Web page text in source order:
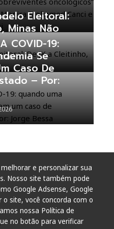
e personalizar sua
Nosso site também pode
Google Adsense, Google
o site, você concorda com o
nossa Política de
no botão para verificar
Eleitoral:
Minas Não
COVID-19:
Se
Caso De
– Por: